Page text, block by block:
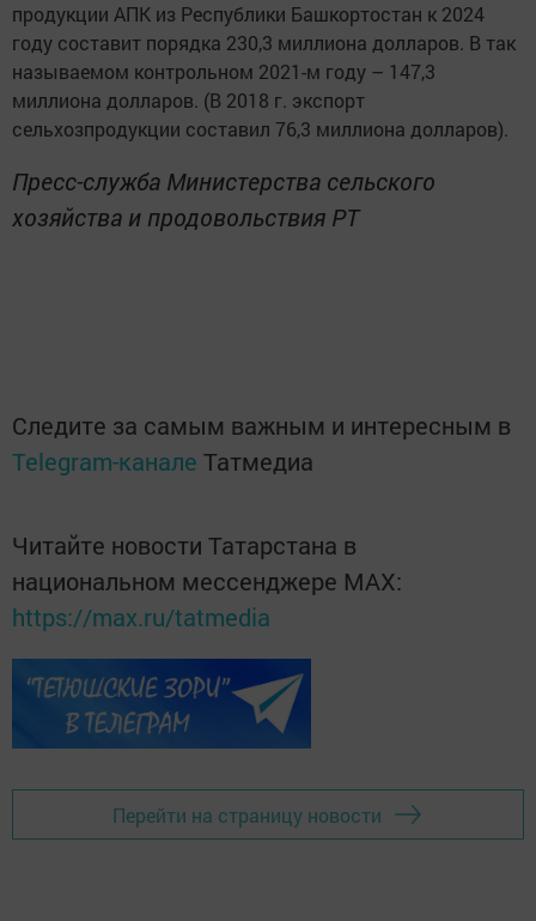
продукции АПК из Республики Башкортостан к 2024
году составит порядка 230,3 миллиона долларов. В так
называемом контрольном 2021-м году – 147,3
миллиона долларов. (В 2018 г. экспорт
сельхозпродукции составил 76,3 миллиона долларов).
Пресс-служба Министерства сельского
хозяйства и продовольствия РТ
Следите за самым важным и интересным в
Telegram-канале Татмедиа
Читайте новости Татарстана в
национальном мессенджере MАХ:
https://max.ru/tatmedia
Перейти на страницу новости